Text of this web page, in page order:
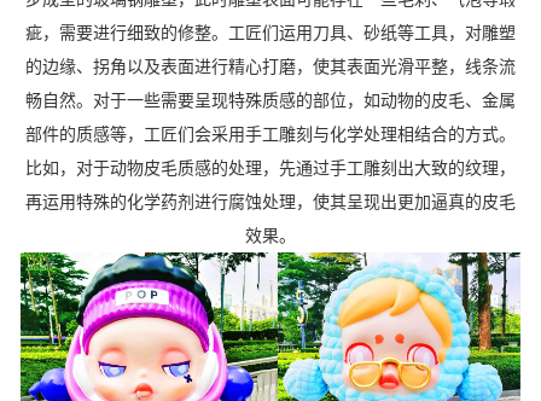
疵，需要进行细致的修整。工匠们运用刀具、砂纸等工具，对雕塑
的边缘、拐角以及表面进行精心打磨，使其表面光滑平整，线条流
畅自然。对于一些需要呈现特殊质感的部位，如动物的皮毛、金属
部件的质感等，工匠们会采用手工雕刻与化学处理相结合的方式。
比如，对于动物皮毛质感的处理，先通过手工雕刻出大致的纹理，
再运用特殊的化学药剂进行腐蚀处理，使其呈现出更加逼真的皮毛
效果。